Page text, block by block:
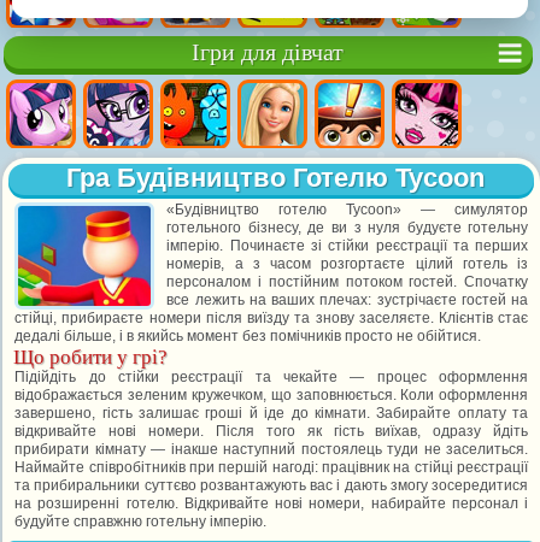
Ігри для дівчат
Гра Будівництво Готелю Tycoon
«Будівництво готелю Tycoon» — симулятор
готельного бізнесу, де ви з нуля будуєте готельну
імперію. Починаєте зі стійки реєстрації та перших
номерів, а з часом розгортаєте цілий готель із
персоналом і постійним потоком гостей. Спочатку
все лежить на ваших плечах: зустрічаєте гостей на
стійці, прибираєте номери після виїзду та знову заселяєте. Клієнтів стає
дедалі більше, і в якийсь момент без помічників просто не обійтися.
Що робити у грі?
Підійдіть до стійки реєстрації та чекайте — процес оформлення
відображається зеленим кружечком, що заповнюється. Коли оформлення
завершено, гість залишає гроші й іде до кімнати. Забирайте оплату та
відкривайте нові номери. Після того як гість виїхав, одразу йдіть
прибирати кімнату — інакше наступний постоялець туди не заселиться.
Наймайте співробітників при першій нагоді: працівник на стійці реєстрації
та прибиральники суттєво розвантажують вас і дають змогу зосередитися
на розширенні готелю. Відкривайте нові номери, набирайте персонал і
будуйте справжню готельну імперію.